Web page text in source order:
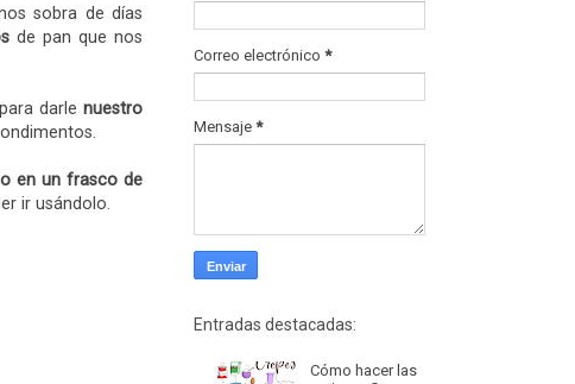
sobra de días
de pan que nos
darlenuestro
en un frasco de
ir usándolo.
Correo electrónico *
Mensaje *
Entradas destacadas:
Cómo hacer las